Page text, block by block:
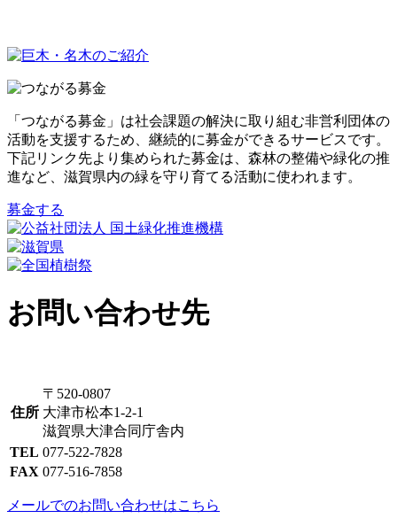
「つながる募金」は社会課題の解決に取り組む非営利団体の
活動を支援するため、継続的に募金ができるサービスです。
下記リンク先より集められた募金は、森林の整備や緑化の推
進など、滋賀県内の緑を守り育てる活動に使われます。
募金する
お問い合わせ先
住所
〒520-0807
大津市松本1-2-1
滋賀県大津合同庁舎内
TEL 077-522-7828
FAX 077-516-7858
メールでのお問い合わせはこちら